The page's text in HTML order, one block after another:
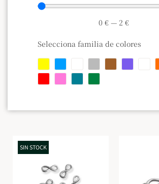
0 € — 2 €
Selecciona familia de colores
SIN STOCK